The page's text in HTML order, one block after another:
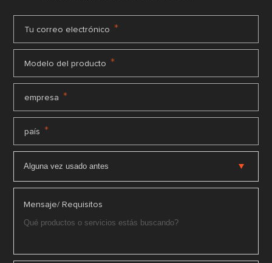
Tu correo electrónico *
Modelo del producto *
empresa *
país *
Mensaje/ Requisitos